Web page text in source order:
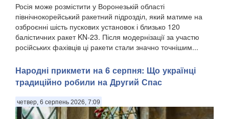
Росія може розмістити у Воронезькій області
північнокорейський ракетний підрозділ, який матиме на
озброєнні шість пускових установок і близько 120
балістичних ракет KN-23. Після модернізації за участю
російських фахівців ці ракети стали значно точнішим...
Народні прикмети на 6 серпня: Що українці
традиційно робили на Другий Спас
четвер, 6 серпень 2026, 7:09